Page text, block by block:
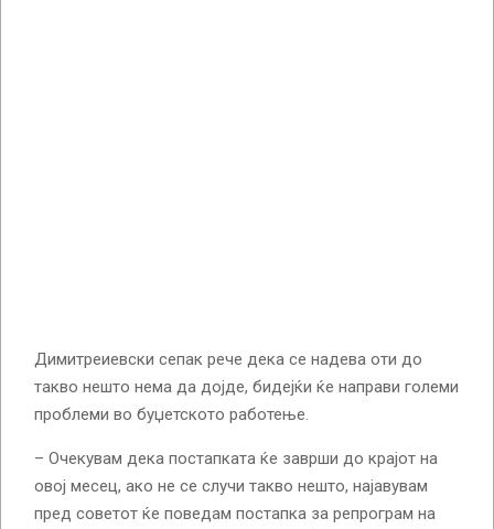
Димитреиевски сепак рече дека се надева оти до
такво нешто нема да дојде, бидејќи ќе направи големи
проблеми во буџетското работење.
– Очекувам дека постапката ќе заврши до крајот на
овој месец, ако не се случи такво нешто, најавувам
пред советот ќе поведам постапка за репрограм на